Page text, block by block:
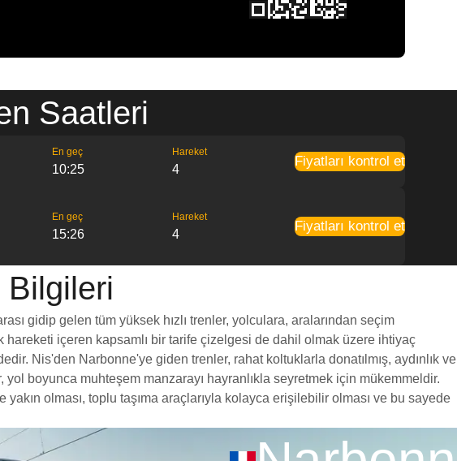
Saatleri
En geç
10:25
Hareket
4
Fiyatları kontrol et
En geç
15:26
Hareket
4
Fiyatları kontrol et
Bilgileri
gidip gelen tüm yüksek hızlı trenler, yolculara, aralarından seçim
hareketi içeren kapsamlı bir tarife çizelgesi de dahil olmak üzere ihtiyaç
Nis'den Narbonne'ye giden trenler, rahat koltuklarla donatılmış, aydınlık ve
boyunca muhteşem manzarayı hayranlıkla seyretmek için mükemmeldir.
olması, toplu taşıma araçlarıyla kolayca erişilebilir olması ve bu sayede